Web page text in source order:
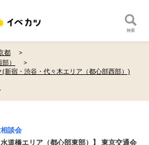
検索
都
）
宿・渋谷・代々木エリア（都心部西部）)
談会
水道橋エリア（都心部東部）】 東京交通会